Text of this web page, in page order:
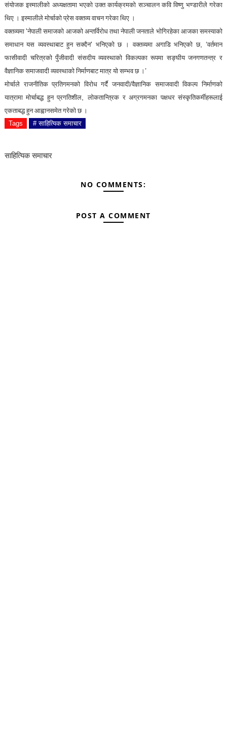
संयोजक इस्मालीको अध्यक्षतामा भएको उक्त कार्यक्रमको सञ्चालन कवि विष्णु भण्डारीले गरेका
थिए । इस्मालीले मोर्चाको प्रेस वक्तव्य वाचन गरेका थिए ।
वक्तव्यमा'नेपाली समाजको आजको अन्तर्विरोध तथा नेपाली जनताले भोगिरहेका आजका समस्याको
समाधान यस व्यवस्थाबाट हुन सक्दैन' भनिएको छ । वक्तव्यमा अगाडि भनिएको छ, ‘वर्तमान
फासीवादी चरित्रको पुँजीवादी संसदीय व्यवस्थाको विकल्पका रूपमा सङ्घीय जनगणतन्त्र र
वैज्ञानिक समाजवादी व्यवस्थाको निर्माणबाट मात्र यो सम्भव छ । ’
मोर्चाले राजनीतिक प्रतिगमनको विरोध गर्दै जनवादी/वैज्ञानिक समाजवादी विकल्प निर्माणको
यात्रामा मोर्चाबद्ध हुन प्रगतिशील ,लोकतान्त्रिक र अग्रगमनका पक्षधर संस्कृतिकर्मीहरूलाई
एकताबद्ध हुन आह्वानसमेत गरेको छ ।
Tags
# साहित्यिक समाचार
साहित्यिक समाचार
NO COMMENTS:
POST A COMMENT